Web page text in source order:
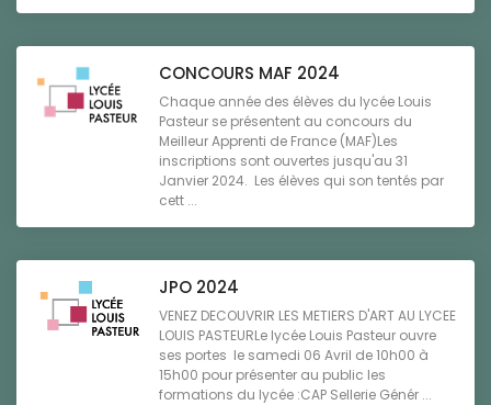
CONCOURS MAF 2024
Chaque année des élèves du lycée Louis
Pasteur se présentent au concours du
Meilleur Apprenti de France (MAF)Les
inscriptions sont ouvertes jusqu'au 31
Janvier 2024. Les élèves qui son tentés par
cett ...
JPO 2024
VENEZ DECOUVRIR LES METIERS D'ART AU LYCEE
LOUIS PASTEURLe lycée Louis Pasteur ouvre
ses portes le samedi 06 Avril de 10h00 à
15h00 pour présenter au public les
formations du lycée :CAP Sellerie Génér ...